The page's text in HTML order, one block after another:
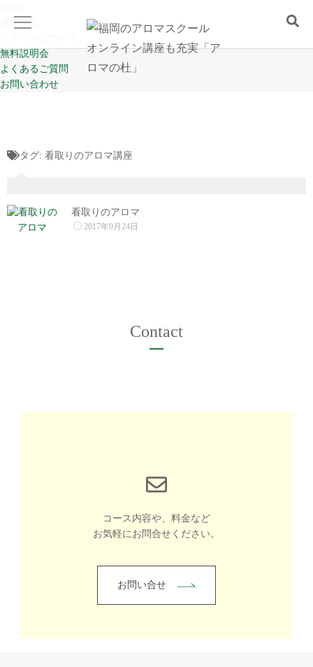
講座一覧
無料説明会
よくあるご質問
お問い合わせ
Home
スクールについて
タグ: 看取りのアロマ講座
看取りのアロマ
2017年9月24日
Contact
コース内容や、料金など
お気軽にお問合せください。
お問い合せ